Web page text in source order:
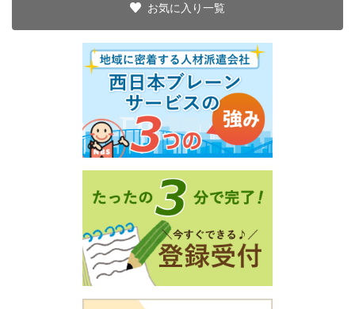
お気に入り一覧